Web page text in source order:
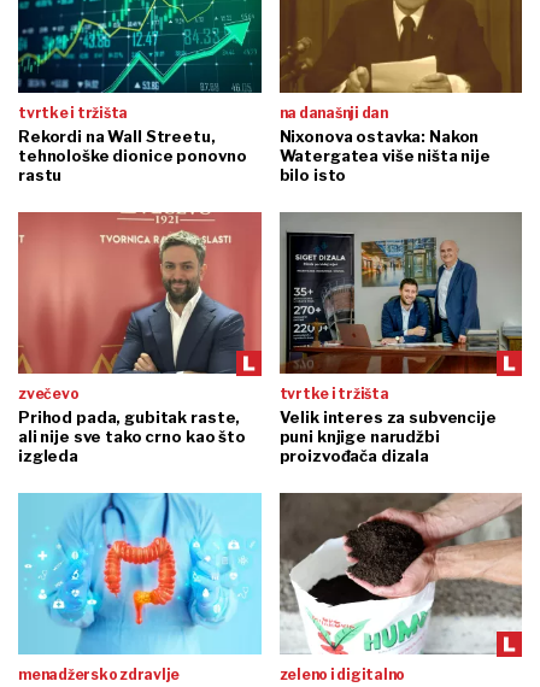
tvrtke i tržišta
Rekordi na Wall Streetu,
tehnološke dionice ponovno
rastu
na današnji dan
Nixonova ostavka: Nakon
Watergatea više ništa nije
bilo isto
zvečevo
Prihod pada, gubitak raste,
ali nije sve tako crno kao što
izgleda
tvrtke i tržišta
Velik interes za subvencije
puni knjige narudžbi
proizvođača dizala
menadžersko zdravlje zeleno i digitalno